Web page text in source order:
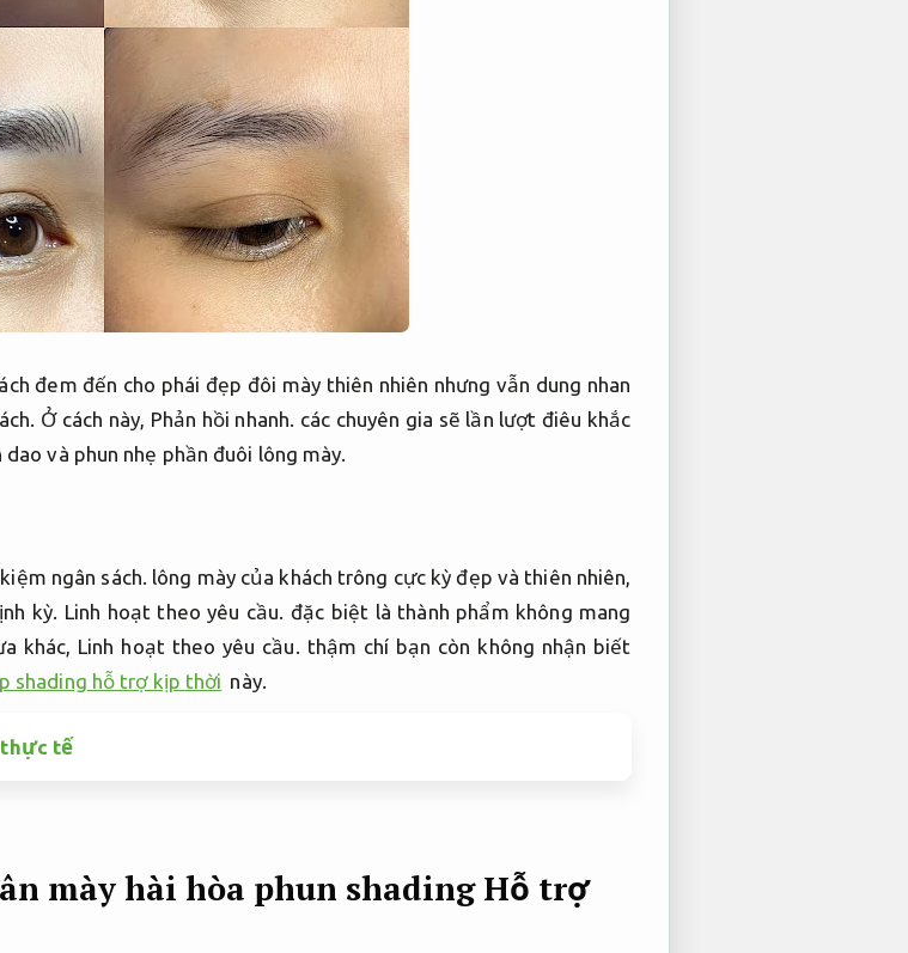
đem đến cho phái đẹp đôi mày thiên nhiên nhưng vẫn dung nhan
Ở cách này, Phản hồi nhanh. các chuyên gia sẽ lần lượt điêu khắc
và phun nhẹ phần đuôi lông mày.
ngân sách. lông mày của khách trông cực kỳ đẹp và thiên nhiên,
kỳ. Linh hoạt theo yêu cầu. đặc biệt là thành phẩm không mang
khác, Linh hoạt theo yêu cầu.
thậm chí bạn còn không nhận biết
shading hỗ trợ kịp thời này.
thực tế
mày hài hòa phun shadingHỗ trợ